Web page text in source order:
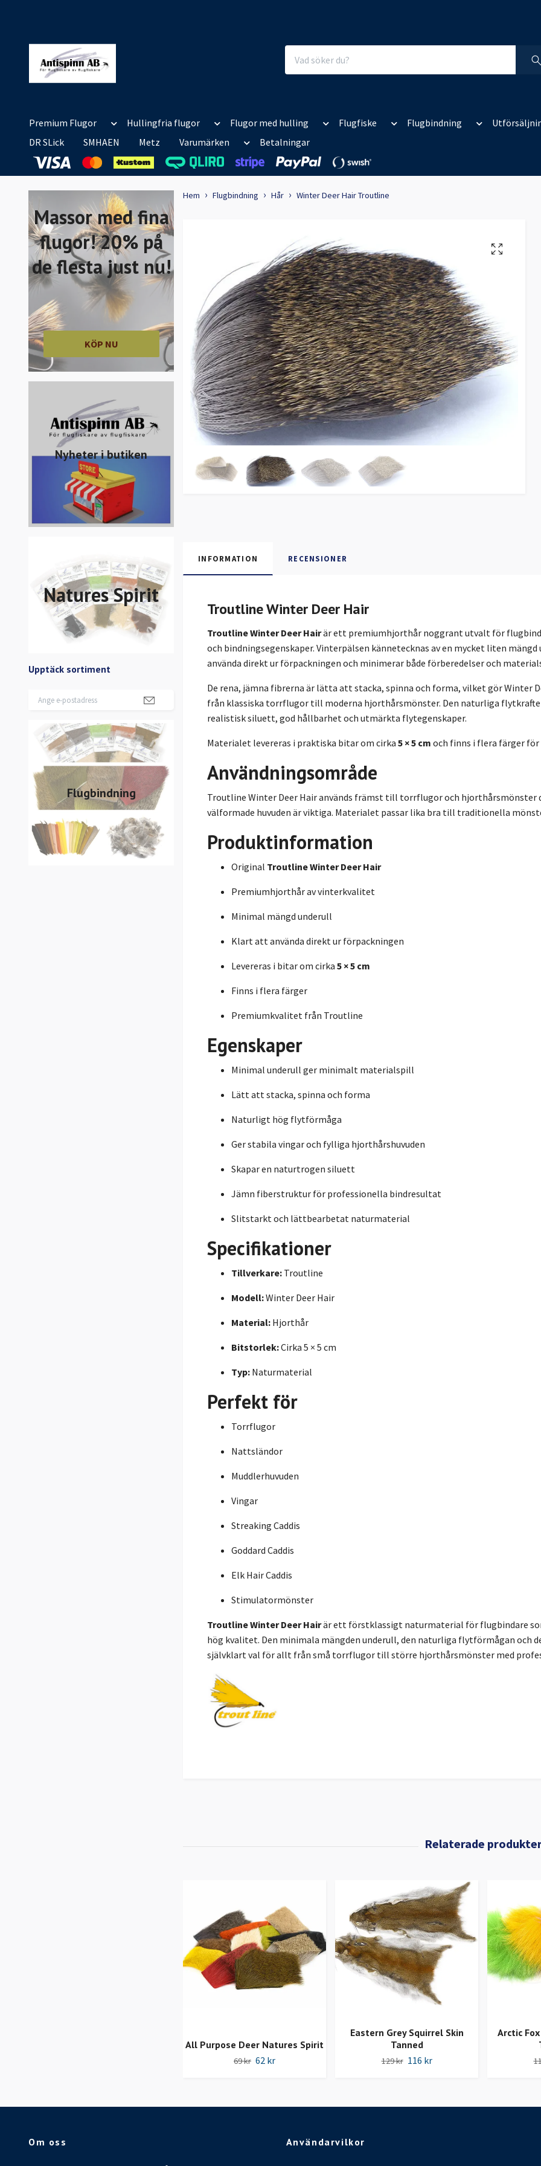
Premium Flugor Hullingfria flugor Flugor med hulling Flugfiske Flugbindning
DR SLick
SMHAEN Metz Varumärken Betalningar
Massor med fina
flugor! 20% på
de flesta just nu!
KÖP NU
Nyheter i butiken
Natures Spirit
Upptäck sortiment
Flugbindning
Hem Flugbindning Hår Winter Deer Hair Troutline
INFORMATION RECENSIONER
Troutline Winter Deer Hair
Troutline Winter Deer Hairär ett premiumhjorthår noggrant utvalt för
och bindningsegenskaper. Vinterpälsen kännetecknas av en mycket liten
använda direkt ur förpackningen och minimerar både förberedelser och
De rena, jämna fibrerna är lätta att stacka, spinna och forma, vilket gör
från klassiska torrflugor till moderna hjorthårsmönster. Den naturliga
realistisk siluett, god hållbarhet och utmärkta flytegenskaper.
Materialet levereras i praktiska bitar om cirka 5 × 5 cm och finns i flera färger
Användningsområde
Troutline Winter Deer Hair används främst till torrflugor och
välformade huvuden är viktiga. Materialet passar lika bra till traditionella
Produktinformation
Original Troutline Winter Deer Hair
Premiumhjorthår av vinterkvalitet
Minimal mängd underull
Klart att använda direkt ur förpackningen
Levereras i bitar om cirka 5 × 5 cm
Finns i flera färger
Premiumkvalitet från Troutline
Egenskaper
Minimal underull ger minimalt materialspill
Lätt att stacka, spinna och forma
Naturligt hög flytförmåga
Ger stabila vingar och fylliga hjorthårshuvuden
Skapar en naturtrogen siluett
Jämn fiberstruktur för professionella bindresultat
Slitstarkt och lättbearbetat naturmaterial
Specifikationer
Tillverkare: Troutline
Modell:Winter Deer Hair
Material: Hjorthår
Bitstorlek:Cirka 5 × 5 cm
Typ: Naturmaterial
Perfekt för
Torrflugor
Nattsländor
Muddlerhuvuden
Vingar
Streaking Caddis
Goddard Caddis
Elk Hair Caddis
Stimulatormönster
Troutline Winter Deer Hairär ett förstklassigt naturmaterial för flugbindare
hög kvalitet. Den minimala mängden underull, den naturliga flytförmågan och
självklart val för allt från små torrflugor till större hjorthårsmönster med
All Purpose Deer Natures Spirit
69 kr 62 kr
Eastern Grey Squirrel Skin
Tanned
129 kr 116 kr
Arctic
Om oss Användarvilkor